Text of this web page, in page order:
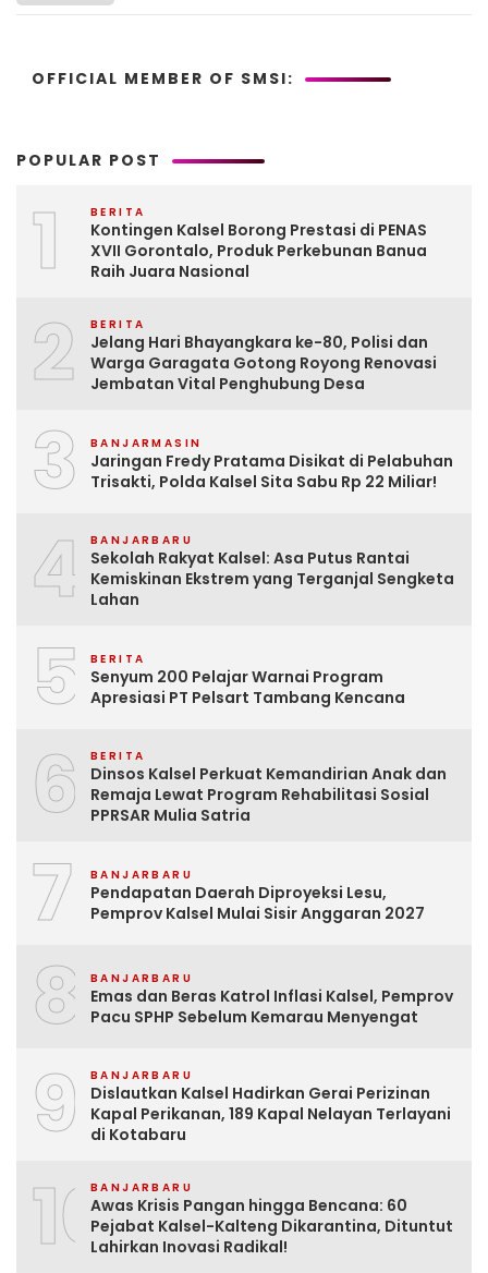
OFFICIAL MEMBER OF SMSI:
POPULAR POST
1 BERITA
Kontingen Kalsel Borong Prestasi di PENAS
XVII Gorontalo, Produk Perkebunan Banua
Raih Juara Nasional
2 BERITA
Jelang Hari Bhayangkara ke-80, Polisi dan
Warga Garagata Gotong Royong Renovasi
Jembatan Vital Penghubung Desa
3 BANJARMASIN
Jaringan Fredy Pratama Disikat di Pelabuhan
Trisakti, Polda Kalsel Sita Sabu Rp 22 Miliar!
4 BANJARBARU
Sekolah Rakyat Kalsel: Asa Putus Rantai
Kemiskinan Ekstrem yang Terganjal Sengketa
Lahan
5 BERITA
Senyum 200 Pelajar Warnai Program
Apresiasi PT Pelsart Tambang Kencana
6 BERITA
Dinsos Kalsel Perkuat Kemandirian Anak dan
Remaja Lewat Program Rehabilitasi Sosial
PPRSAR Mulia Satria
7 BANJARBARU
Pendapatan Daerah Diproyeksi Lesu,
Pemprov Kalsel Mulai Sisir Anggaran 2027
8 BANJARBARU
Emas dan Beras Katrol Inflasi Kalsel, Pemprov
Pacu SPHP Sebelum Kemarau Menyengat
9 BANJARBARU
Dislautkan Kalsel Hadirkan Gerai Perizinan
Kapal Perikanan, 189 Kapal Nelayan Terlayani
di Kotabaru
10BANJARBARU
Awas Krisis Pangan hingga Bencana: 60
Pejabat Kalsel-Kalteng Dikarantina, Dituntut
Lahirkan Inovasi Radikal!